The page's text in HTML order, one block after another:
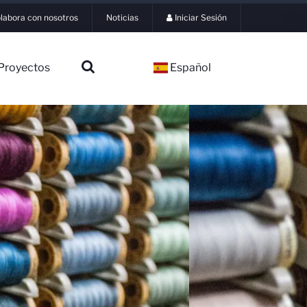
con nosotros Noticias Iniciar Sesión
Español
▼